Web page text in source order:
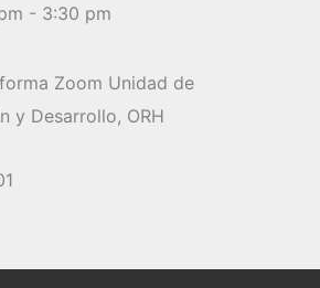
- 3:30 pm
Zoom Unidad de
y Desarrollo, ORH